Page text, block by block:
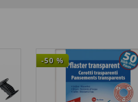
-50 %